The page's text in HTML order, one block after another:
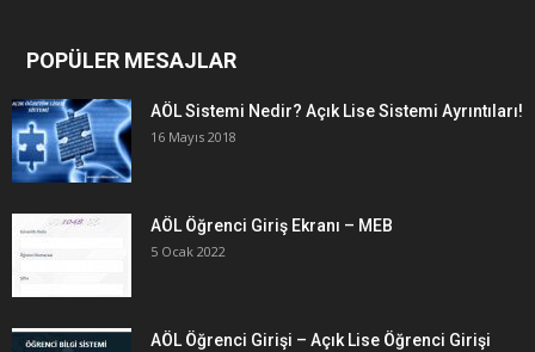
POPÜLER MESAJLAR
AÖL Sistemi Nedir? Açık Lise Sistemi Ayrıntıları!
16 Mayıs 2018
AÖL Öğrenci Giriş Ekranı – MEB
5 Ocak 2022
AÖL Öğrenci Girişi – Açık Lise Öğrenci Girişi